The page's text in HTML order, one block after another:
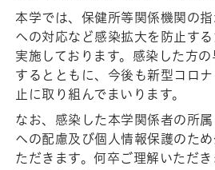
本学では、保健所等関係機関の
への対応など感染拡大を防止す
実施しております。感染した方
するとともに、今後も新型コロ
止に取り組んでまいります。
なお、感染した本学関係者の所
への配慮及び個人情報保護のた
ただきます。何卒ご理解いただ